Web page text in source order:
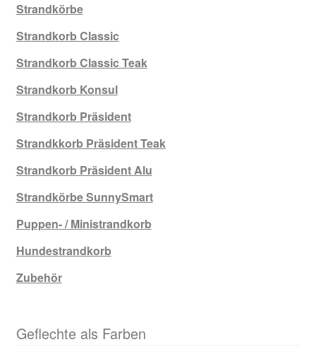
Strandkörbe
Strandkorb Classic
Strandkorb Classic Teak
Strandkorb Konsul
Strandkorb Präsident
Strandkkorb Präsident Teak
Strandkorb Präsident Alu
Strandkörbe SunnySmart
Puppen- / Ministrandkorb
Hundestrandkorb
Zubehör
Geflechte als Farben